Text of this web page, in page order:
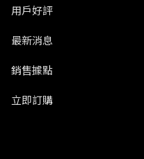
用戶好評
最新消息
銷售據點
立即訂購